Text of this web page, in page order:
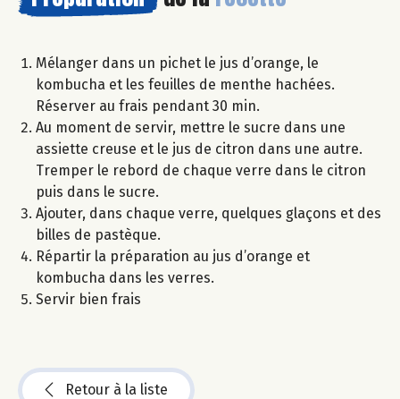
Mélanger dans un pichet le jus d’orange, le
kombucha et les feuilles de menthe hachées.
Réserver au frais pendant 30 min.
Au moment de servir, mettre le sucre dans une
assiette creuse et le jus de citron dans une autre.
Tremper le rebord de chaque verre dans le citron
puis dans le sucre.
Ajouter, dans chaque verre, quelques glaçons et des
billes de pastèque.
Répartir la préparation au jus d’orange et
kombucha dans les verres.
Servir bien frais
Retour à la liste